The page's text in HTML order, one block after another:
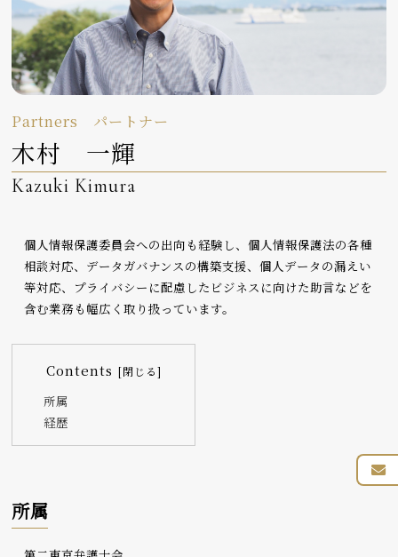
Partners パートナー
木村 一輝
Kazuki Kimura
個人情報保護委員会への出向も経験し、個人情報保護法の各種
相談対応、データガバナンスの構築支援、個人データの漏えい
等対応、プライバシーに配慮したビジネスに向けた助言などを
含む業務も幅広く取り扱っています。
Contents
所属
経歴
所属